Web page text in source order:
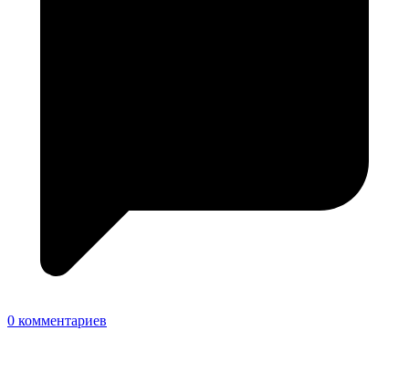
0 комментариев